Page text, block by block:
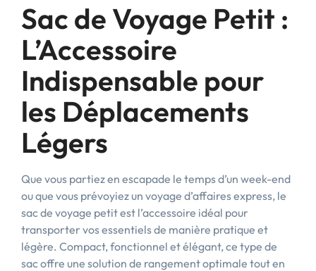
Sac de Voyage Petit :
L’Accessoire
Indispensable pour
les Déplacements
Légers
Que vous partiez en escapade le temps d’un week-end
ou que vous prévoyiez un voyage d’affaires express, le
sac de voyage petit est l’accessoire idéal pour
transporter vos essentiels de manière pratique et
légère. Compact, fonctionnel et élégant, ce type de
sac offre une solution de rangement optimale tout en